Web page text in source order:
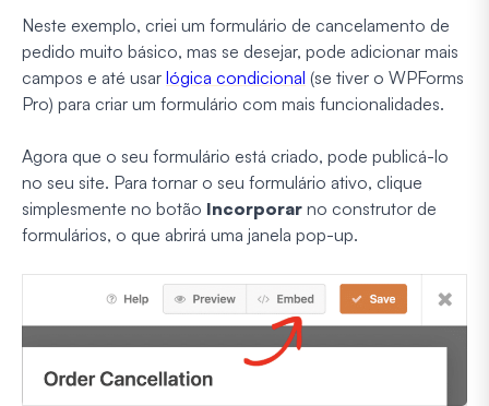
Neste exemplo, criei um formulário de cancelamento de
pedido muito básico, mas se desejar, pode adicionar mais
campos e até usar lógica condicional (se tiver o WPForms
Pro) para criar um formulário com mais funcionalidades.
Agora que o seu formulário está criado, pode publicá-lo
no seu site. Para tornar o seu formulário ativo, clique
simplesmente no botão Incorporar no construtor de
formulários, o que abrirá uma janela pop-up.